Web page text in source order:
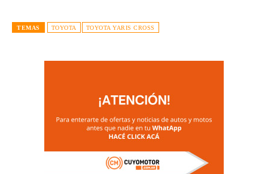
TEMAS TOYOTA TOYOTA YARIS CROSS